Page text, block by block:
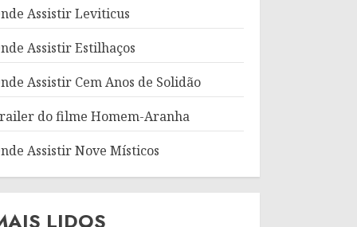
Assistir Leviticus
Assistir Estilhaços
Assistir Cem Anos de Solidão
do filme Homem-Aranha
Assistir Nove Místicos
LIDOS